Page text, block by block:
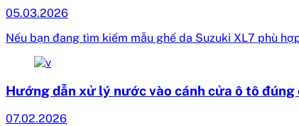
05.03.2026
Nếu bạn đang tìm kiếm mẫu ghế da Suzuki XL7 phù
Hướng dẫn xử lý nước vào cánh cửa ô tô
07.02.2026